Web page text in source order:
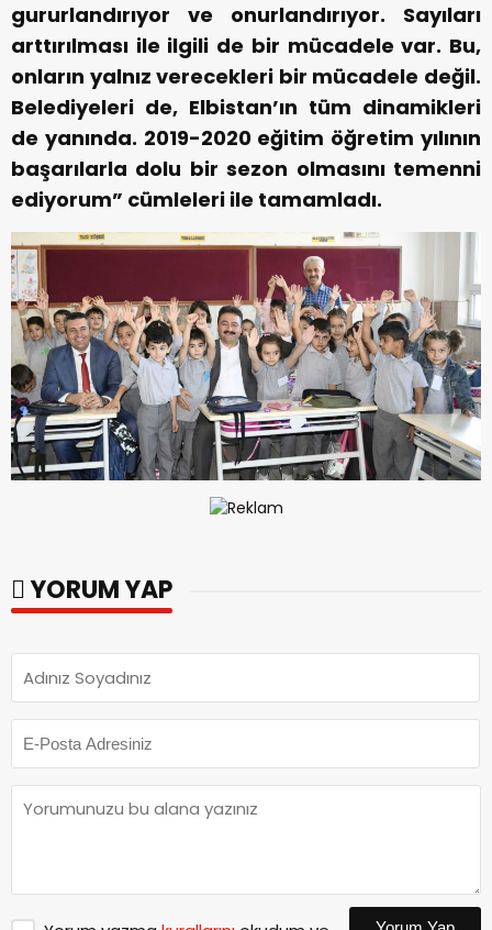
gururlandırıyor ve onurlandırıyor. Sayıları
arttırılması ile ilgili de bir mücadele var. Bu,
onların yalnız verecekleri bir mücadele değil.
Belediyeleri de, Elbistan’ın tüm dinamikleri
de yanında. 2019-2020 eğitim öğretim yılının
başarılarla dolu bir sezon olmasını temenni
ediyorum” cümleleri ile tamamladı.
YORUM YAP